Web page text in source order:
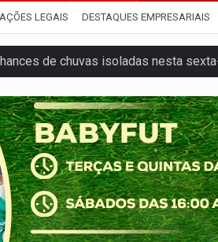
LEGAIS DESTAQUES EMPRESARIAIS
Geral delibera greve da educação
abre oficina de Comunicação
portal e promove reflexão sobre
até o fim do ano para
Energisa beneficia 60 famílias
condenação de réu a 21 anos de